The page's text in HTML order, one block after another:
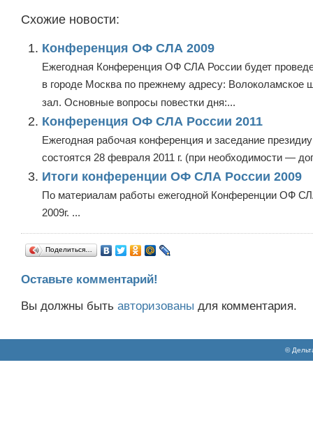
Схожие новости:
Конференция ОФ СЛА 2009
Ежегодная Конференция ОФ СЛА России будет
в городе Москва по прежнему адресу: Волоколамское
зал. Основные вопросы повестки дня:...
Конференция ОФ СЛА России 2011
Ежегодная рабочая конференция и заседание
состоятся 28 февраля 2011 г. (при необходимости —
Итоги конференции ОФ СЛА России 2009
По материалам работы ежегодной Конференции ОФ
2009г. ...
Поделиться…
Оставьте комментарий!
Вы должны быть авторизованы для комментария.
©